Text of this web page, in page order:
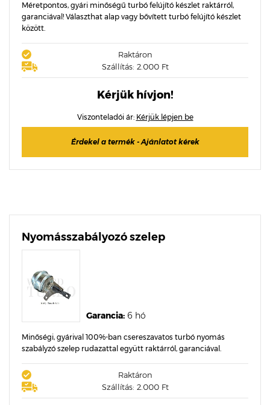
Méretpontos, gyári minőségű turbó felújító készlet raktárról,
garanciával! Választhat alap vagy bővített turbó felújító készlet
között.
Raktáron
Szállítás: 2.000 Ft
Kérjük hívjon!
Viszonteladói ár: Kérjük lépjen be
Érdekel a termék - Ajánlatot kérek
Nyomásszabályozó szelep
Garancia: 6 hó
Minőségi, gyárival 100%-ban csereszavatos turbó nyomás
szabályzó szelep rudazattal együtt raktárról, garanciával.
Raktáron
Szállítás: 2.000 Ft